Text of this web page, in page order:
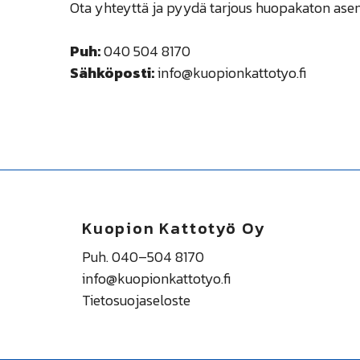
Ota yhteyttä ja pyydä tarjous huopakaton
Puh:040 504 8170
Sähköposti:info@kuopionkattotyo.fi
Kuopion Kattotyö Oy
Puh. 040–504 8170
info@kuopionkattotyo.fi
Tietosuojaseloste